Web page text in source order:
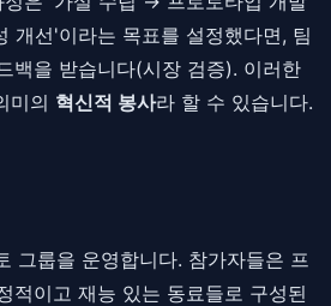
선'이라는 목표를 설정했다면, 팀
백을 받습니다(시장 검증). 이러한
미의 혁신적 봉사라 할 수 있습니다.
그룹을 운영합니다. 참가자들은 프
적이고 재능 있는 동료들로 구성된